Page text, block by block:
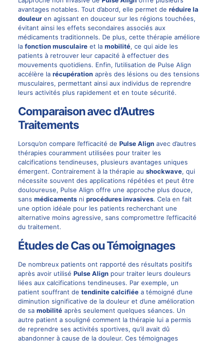
avantages notables. Tout d’abord, elle permet de réduire la
douleuren agissant en douceur sur les régions touchées,
évitant ainsi les effets secondaires associés aux
médicaments traditionnels. De plus, cette thérapie améliore
la fonction musculaireet la mobilité, ce qui aide les
patients à retrouver leur capacité à effectuer des
mouvements quotidiens. Enfin, l’utilisation de Pulse Align
accélère la récupérationaprès des lésions ou des tensions
musculaires, permettant ainsi aux individus de reprendre
leurs activités plus rapidement et en toute sécurité.
Comparaison avec d’Autres
Traitements
Lorsqu’on compare l’efficacité de Pulse Alignavec d’autres
thérapies couramment utilisées pour traiter les
calcifications tendineuses, plusieurs avantages uniques
émergent. Contrairement à la thérapie au shockwave, qui
nécessite souvent des applications répétées et peut être
douloureuse, Pulse Align offre une approche plus douce,
sans médicamentsni procédures invasives. Cela en fait
une option idéale pour les patients recherchant une
alternative moins agressive, sans compromettre l’efficacité
du traitement.
Études de Cas ou Témoignages
De nombreux patients ont rapporté des résultats positifs
après avoir utilisé Pulse Alignpour traiter leurs douleurs
liées aux calcifications tendineuses. Par exemple, un
patient souffrant de tendinite calcifiéea témoigné d’une
diminution significative de la douleur et d’une amélioration
de sa mobilitéaprès seulement quelques séances. Un
autre patient a souligné comment la thérapie lui a permis
de reprendre ses activités sportives, qu’il avait dû
abandonner à cause de la douleur. Ces témoignages